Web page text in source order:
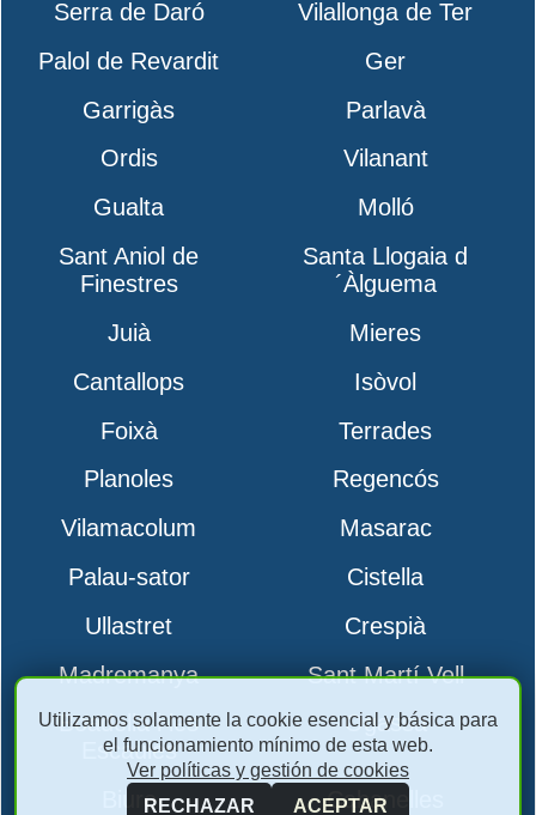
Serra de Daró
Vilallonga de Ter
Palol de Revardit
Ger
Garrigàs
Parlavà
Ordis
Vilanant
Gualta
Molló
Sant Aniol de
Finestres
Santa Llogaia d
´Àlguema
Juià
Mieres
Cantallops
Isòvol
Foixà
Terrades
Planoles
Regencós
Vilamacolum
Masarac
Palau-sator
Cistella
Ullastret
Crespià
Madremanya
Sant Martí Vell
Boadella i les
Escaules
Ogassa
Biure Cabanelles
Utilizamos solamente la cookie esencial y básica para
el funcionamiento mínimo de esta web.
Ver políticas y gestión de cookies
RECHAZAR
ACEPTAR